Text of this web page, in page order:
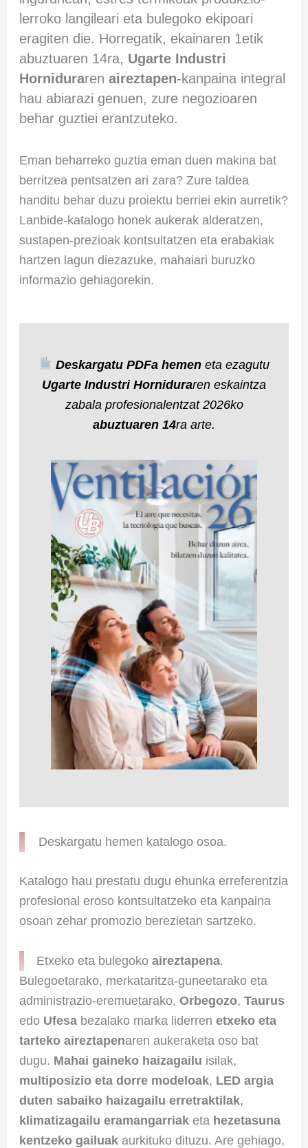
lerroko langileari eta bulegoko ekipoari
eragiten die. Horregatik, ekainaren 1etik
abuztuaren 14ra, Ugarte Industri
Horniduraren aireztapen-kanpaina integral
hau abiarazi genuen, zure negozioaren
behar guztiei erantzuteko.
Eman beharreko guztia eman duen makina bat
berritzea pentsatzen ari zara? Zure taldea
handitu behar duzu proiektu berriei ekin aurretik?
Lanbide-katalogo honek aukerak alderatzen,
sustapen-prezioak kontsultatzen eta erabakiak
hartzen lagun diezazuke, mahaiari buruzko
informazio gehiagorekin.
Deskargatu PDFa hemen eta ezagutu
Ugarte Industri Horniduraren eskaintza
zabala profesionalentzat 2026ko
abuztuaren 14ra arte.
Deskargatu hemen katalogo osoa.
Katalogo hau prestatu dugu ehunka erreferentzia
profesional eroso kontsultatzeko eta kanpaina
osoan zehar promozio berezietan sartzeko.
Etxeko eta bulegoko aireztapena.
Bulegoetarako, merkataritza-guneetarako eta
administrazio-eremuetarako, Orbegozo, Taurus
edo Ufesabezalako marka liderren etxeko eta
tarteko aireztapenaren aukeraketa oso bat
dugu. Mahai gaineko haizagailu isilak,
multiposizio eta dorre modeloak, LED argia
duten sabaiko haizagailu erretraktilak,
klimatizagailu eramangarriaketa hezetasuna
kentzeko gailuakaurkituko dituzu. Are gehiago,